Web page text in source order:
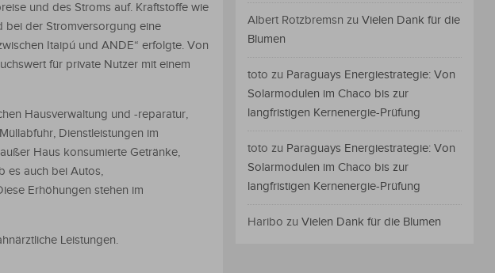
und des Stroms auf. Kraftstoffe wie
bei der Stromversorgung eine
Itaipú und ANDE“ erfolgte. Von
für private Nutzer mit einem
Hausverwaltung und -reparatur,
Dienstleistungen im
Haus konsumierte Getränke,
es auch bei Autos,
Erhöhungen stehen im
Leistungen.
Albert Rotzbremsn zu Vielen Dank für die
Blumen
toto zu Paraguays Energiestrategie: Von
Solarmodulen im Chaco bis zur
langfristigen Kernenergie-Prüfung
toto zu Paraguays Energiestrategie: Von
Solarmodulen im Chaco bis zur
langfristigen Kernenergie-Prüfung
Haribo zu Vielen Dank für die Blumen